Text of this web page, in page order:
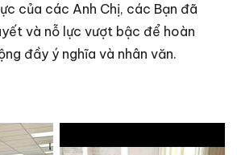
của các Anh Chị, các Bạn đã
và nỗ lực vượt bậc để hoàn
đầy ý nghĩa và nhân văn.